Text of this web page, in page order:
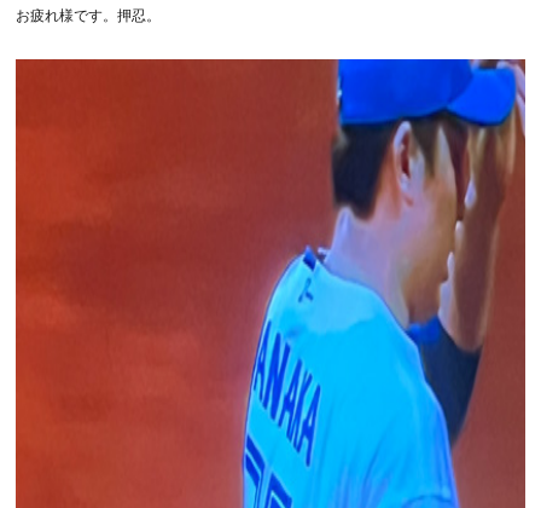
お疲れ様です。押忍。